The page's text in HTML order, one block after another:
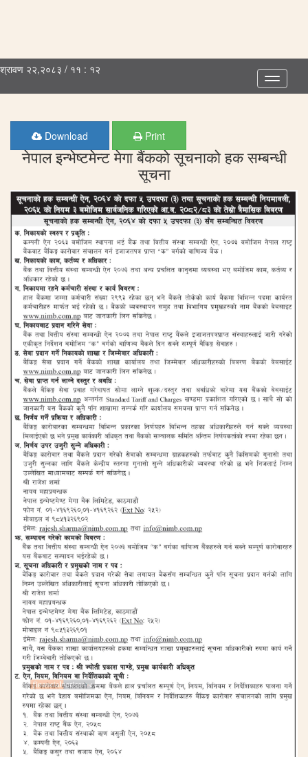
Toggle
श्रावण २२,२०८३ / ११ : १२
Download Print
नेपाल इन्भेष्टमेन्ट मेगा बैंकको सूचनाको हक सम्बन्धी
सूचना